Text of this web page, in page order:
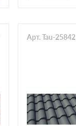
Арт. Tau-25842